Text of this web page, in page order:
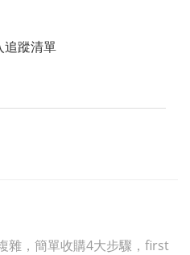
追蹤清單
雜，簡單收購4大步驟，first